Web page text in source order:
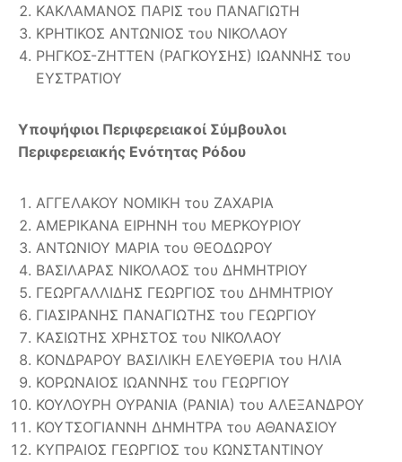
ΚΑΚΛΑΜΑΝΟΣ ΠΑΡΙΣ του ΠΑΝΑΓΙΩΤΗ
ΚΡΗΤΙΚΟΣ ΑΝΤΩΝΙΟΣ του ΝΙΚΟΛΑΟΥ
ΡΗΓΚΟΣ-ΖΗΤΤΕΝ (ΡΑΓΚΟΥΣΗΣ) ΙΩΑΝΝΗΣ του
ΕΥΣΤΡΑΤΙΟΥ
Υποψήφιοι Περιφερειακοί Σύμβουλοι
Περιφερειακής Ενότητας Ρόδου
ΑΓΓΕΛΑΚΟΥ ΝΟΜΙΚΗ του ΖΑΧΑΡΙΑ
ΑΜΕΡΙΚΑΝΑ ΕΙΡΗΝΗ του ΜΕΡΚΟΥΡΙΟΥ
ΑΝΤΩΝΙΟΥ ΜΑΡΙΑ του ΘΕΟΔΩΡΟΥ
ΒΑΣΙΛΑΡΑΣ ΝΙΚΟΛΑΟΣ του ΔΗΜΗΤΡΙΟΥ
ΓΕΩΡΓΑΛΛΙΔΗΣ ΓΕΩΡΓΙΟΣ του ΔΗΜΗΤΡΙΟΥ
ΓΙΑΣΙΡΑΝΗΣ ΠΑΝΑΓΙΩΤΗΣ του ΓΕΩΡΓΙΟΥ
ΚΑΣΙΩΤΗΣ ΧΡΗΣΤΟΣ του ΝΙΚΟΛΑΟΥ
ΚΟΝΔΡΑΡΟΥ ΒΑΣΙΛΙΚΗ ΕΛΕΥΘΕΡΙΑ του ΗΛΙΑ
ΚΟΡΩΝΑΙΟΣ ΙΩΑΝΝΗΣ του ΓΕΩΡΓΙΟΥ
ΚΟΥΛΟΥΡΗ ΟΥΡΑΝΙΑ (ΡΑΝΙΑ) του ΑΛΕΞΑΝΔΡΟΥ
ΚΟΥΤΣΟΓΙΑΝΝΗ ΔΗΜΗΤΡΑ του ΑΘΑΝΑΣΙΟΥ
ΚΥΠΡΑΙΟΣ ΓΕΩΡΓΙΟΣ του ΚΩΝΣΤΑΝΤΙΝΟΥ